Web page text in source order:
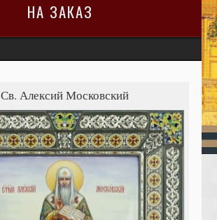
НА ЗАКАЗ
Св. Алексий Московский